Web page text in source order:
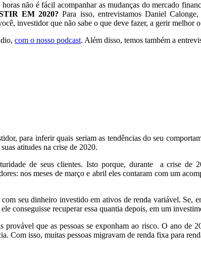
não é fácil acompanhar as mudanças do mercado
EM 2020? Para isso, entrevistamos Daniel
investidor que não sabe o que deve fazer, a gerir melhor
com o nosso podcast. Além disso, temos também a
para inferir quais seriam as tendências do seu
atitudes na crise de 2020.
de seus clientes. Isto porque, durante a crise de
nos meses de março e abril eles contaram com um
seu dinheiro investido em ativos de renda variável. Se,
conseguisse recuperar essa quantia depois, em um
provável que as pessoas se exponham ao risco. O ano
Com isso, muitas pessoas migravam de renda fixa para